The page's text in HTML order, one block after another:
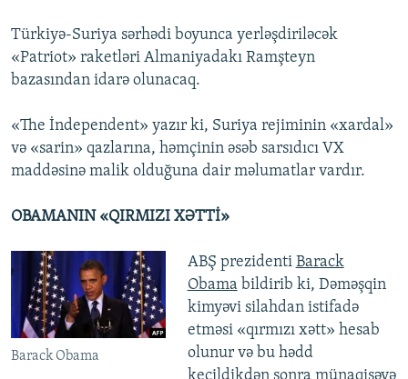
Türkiyə-Suriya sərhədi boyunca yerləşdiriləcək
«Patriot» raketləri Almaniyadakı Ramşteyn
bazasından idarə olunacaq.
«The İndependent» yazır ki, Suriya rejiminin «xardal»
və «sarin» qazlarına, həmçinin əsəb sarsıdıcı VX
maddəsinə malik olduğuna dair məlumatlar vardır.
OBAMANIN «QIRMIZI XƏTTİ»
Barack Obama
ABŞ prezidenti Barack
Obama bildirib ki, Dəməşqin
kimyəvi silahdan istifadə
etməsi «qırmızı xətt» hesab
olunur və bu hədd